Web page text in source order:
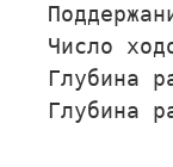
Число
Глубина